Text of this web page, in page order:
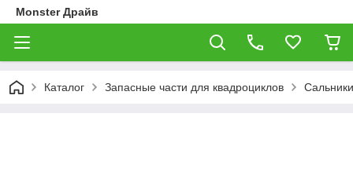
Monster Драйв
Каталог Запасные части для квадроциклов